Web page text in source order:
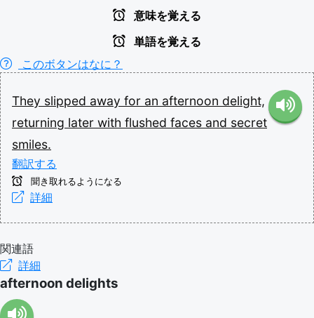
意味を覚える
単語を覚える
このボタンはなに？
They slipped away for an afternoon delight,
returning later with flushed faces and secret
smiles.
翻訳する
聞き取れるようになる
詳細
関連語
詳細
afternoon delights